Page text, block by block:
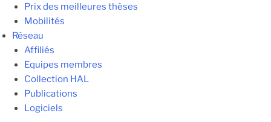
Prix des meilleures thèses
Mobilités
Réseau
Affiliés
Equipes membres
Collection HAL
Publications
Logiciels